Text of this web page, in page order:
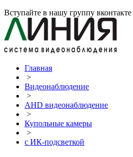
Вступайте в нашу группу вконтакте
Главная
>
Видеонаблюдение
>
AHD видеонаблюдение
>
Купольные камеры
>
с ИК-подсветкой